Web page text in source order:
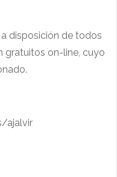
disposición de todos
gratuitos on-line, cuyo
ajalvir